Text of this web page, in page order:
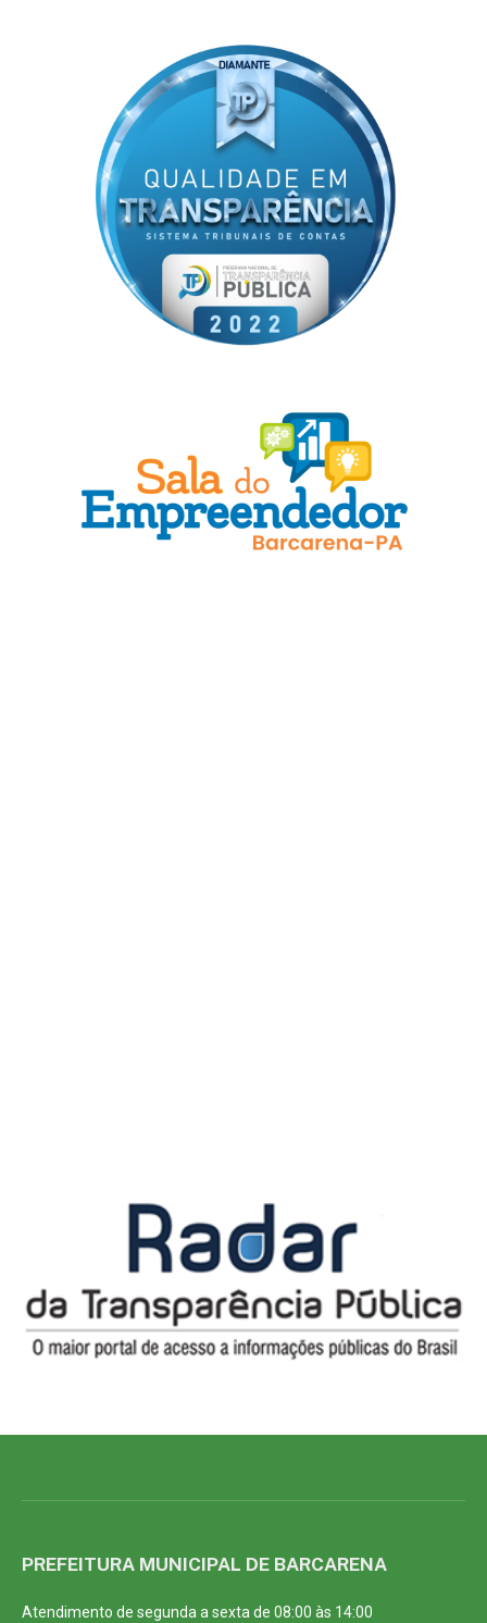
PREFEITURA MUNICIPAL DE BARCARENA
Atendimento de segunda a sexta de 08:00 às 14:00